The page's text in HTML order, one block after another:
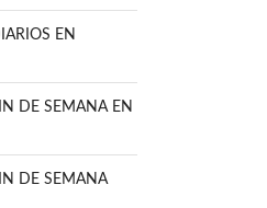
EN
DE SEMANA EN
DE SEMANA